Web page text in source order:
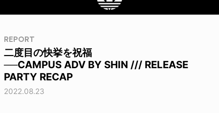
REPORT
二度目の快挙を祝福
──CAMPUS ADV BY SHIN /// RELEASE
PARTY RECAP
2022.08.23